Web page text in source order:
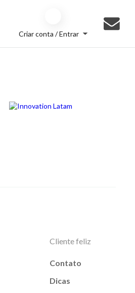
Criar conta / Entrar
Cliente feliz
Contato
Dicas